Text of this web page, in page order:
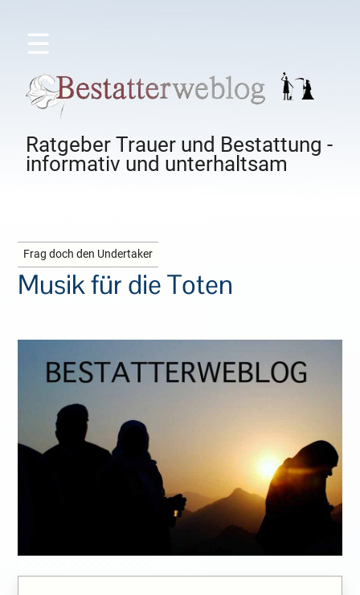
☰
Ratgeber Trauer und Bestattung -
informativ und unterhaltsam
Frag doch den Undertaker
Musik für die Toten